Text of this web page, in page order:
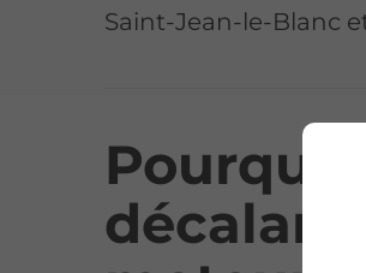
Saint-Jean-le-Blanc
Pourquoi